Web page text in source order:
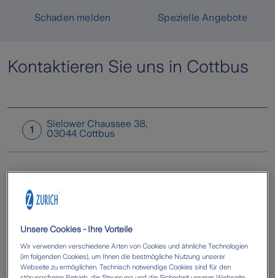
Schaden melden Spezielle Angebote
Kontaktieren Sie uns in Cottbus
1
Sielower Chaussee 38,
03044 Cottbus
Unsere Cookies - Ihre Vorteile
Wir verwenden verschiedene Arten von Cookies und ähnliche Technologien
(im folgenden Cookies), um Ihnen die bestmögliche Nutzung unserer
Webseite zu ermöglichen. Technisch notwendige Cookies sind für den